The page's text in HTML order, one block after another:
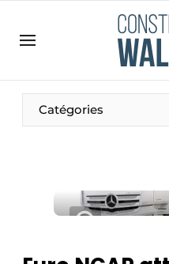
Emploi
Enregistrer une
Meest gelezen
Catégories